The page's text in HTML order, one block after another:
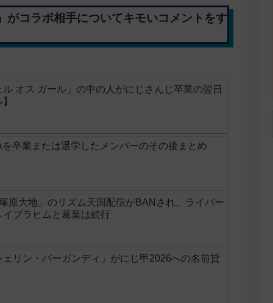
がコラボ相手についてキモいコメントをす
オス ガール」の中の人がにじさんじ卒業の翌日
卒業または退学したメンバーのその後まとめ
原大地」のリズム天国配信がBANされ、ライバー
ブラヒムと葛葉は続行
リン・バーガンディ」がにじ甲2026への名前貸